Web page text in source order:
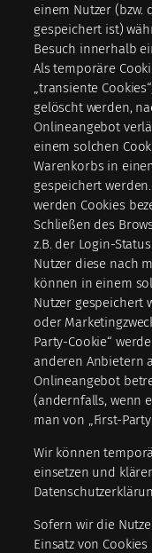
einem Nutzer (bzw.
gespeichert ist)
Besuch innerhalb
Als temporäre
„transiente
gelöscht werden,
Onlineangebot
einem solchen
Warenkorbs in
gespeichert
werden Cookies
Schließen des
z.B. der Login-
Nutzer diese nach
können in einem
Nutzer gespeichert
oder
Party-Cookie“
anderen Anbietern
Onlineangebot
(andernfalls, wenn
man von „First-
Wir können
einsetzen und
Sofern wir die
Einsatz von